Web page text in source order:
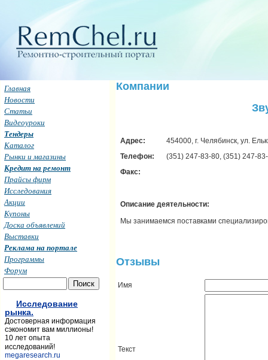
Компании
Адрес:
454000, г. Челябинск, ул.
Телефон:
(351) 247-83-80, (351) 247-
Факс:
Описание деятельности:
Мы занимаемся поставками
Отзывы
Имя
Текст
Главная
Новости
Статьи
Видеоуроки
Тендеры
Каталог
Рынки и магазины
Кредит на ремонт
Прайсы фирм
Исследования
Акции
Купоны
Доска объявлений
Выставки
Реклама на портале
Программы
Форум
Исследование
рынка.
Достоверная информация
сэкономит вам миллионы!
10 лет опыта
исследований!
megaresearch.ru